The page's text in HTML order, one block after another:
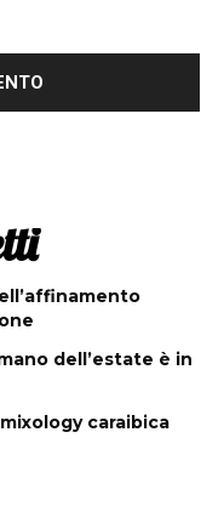
dell’estate è in
caraibica